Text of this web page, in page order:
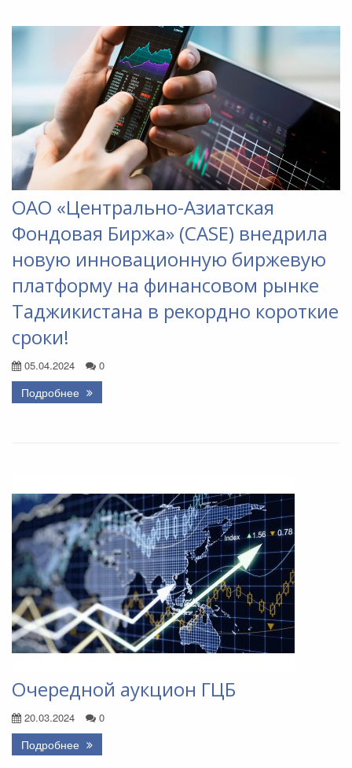
ОАО «Центрально-Азиатская
Фондовая Биржа» (CASE) внедрила
новую инновационную биржевую
платформу на финансовом рынке
Таджикистана в рекордно короткие
сроки!
05.04.2024 0
Подробнее
Очередной аукцион ГЦБ
20.03.2024 0
Подробнее